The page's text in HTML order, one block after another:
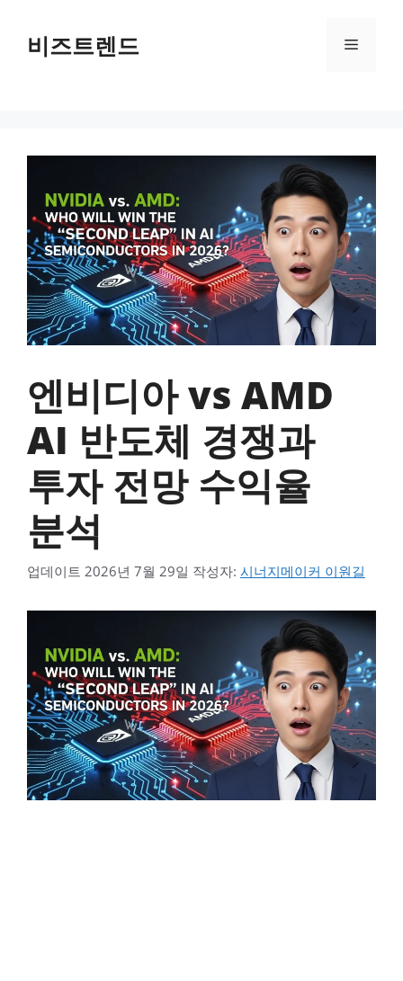
건너뛰기비즈트렌드 메뉴
엔비디아 vs AMD
AI 반도체 경쟁과
투자 전망 수익율
분석
업데이트 2026년 7월 29일 작성자: 시너지메이커 이원길